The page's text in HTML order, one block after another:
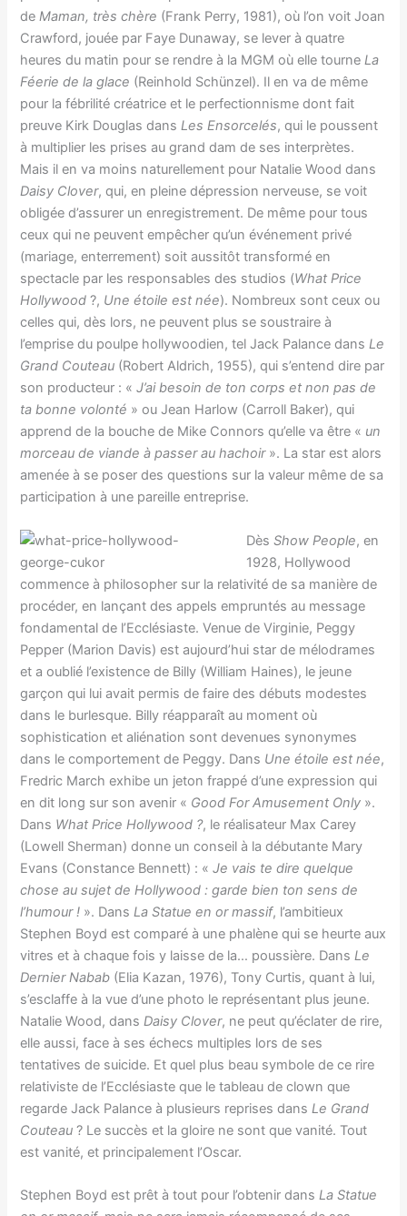
deMaman, très chère (Frank Perry, 1981), où l’on voit Joan
Crawford, jouée par Faye Dunaway, se lever à quatre
heures du matin pour se rendre à la MGM où elle tourneLa
Féerie de la glace (Reinhold Schünzel). Il en va de même
pour la fébrilité créatrice et le perfectionnisme dont fait
preuve Kirk Douglas dansLes Ensorcelés, qui le poussent
à multiplier les prises au grand dam de ses interprètes.
Mais il en va moins naturellement pour Natalie Wood dans
Daisy Clover, qui, en pleine dépression nerveuse, se voit
obligée d’assurer un enregistrement. De même pour tous
ceux qui ne peuvent empêcher qu’un événement privé
(mariage, enterrement) soit aussitôt transformé en
spectacle par les responsables des studios (What Price
Hollywood?, Une étoile est née). Nombreux sont ceux ou
celles qui, dès lors, ne peuvent plus se soustraire à
l’emprise du poulpe hollywoodien, tel Jack Palance dansLe
Grand Couteau (Robert Aldrich, 1955), qui s’entend dire par
son producteur : «J’ai besoin de ton corps et non pas de
ta bonne volonté » ou Jean Harlow (Carroll Baker), qui
apprend de la bouche de Mike Connors qu’elle va être « un
morceau de viande à passer au hachoir». La star est alors
amenée à se poser des questions sur la valeur même de sa
participation à une pareille entreprise.
DèsShow People, en
1928, Hollywood
commence à philosopher sur la relativité de sa manière de
procéder, en lançant des appels empruntés au message
fondamental de l’Ecclésiaste. Venue de Virginie, Peggy
Pepper (Marion Davis) est aujourd’hui star de mélodrames
et a oublié l’existence de Billy (William Haines), le jeune
garçon qui lui avait permis de faire des débuts modestes
dans le burlesque. Billy réapparaît au moment où
sophistication et aliénation sont devenues synonymes
dans le comportement de Peggy. Dans Une étoile est née,
Fredric March exhibe un jeton frappé d’une expression qui
en dit long sur son avenir « Good For Amusement Only ».
Dans What Price Hollywood ?, le réalisateur Max Carey
(Lowell Sherman) donne un conseil à la débutante Mary
Evans (Constance Bennett) : «Je vais te dire quelque
chose au sujet de Hollywood : garde bien ton sens de
l’humour ! ». DansLa Statue en or massif, l’ambitieux
Stephen Boyd est comparé à une phalène qui se heurte aux
vitres et à chaque fois y laisse de la… poussière. DansLe
Dernier Nabab (Elia Kazan, 1976), Tony Curtis, quant à lui,
s’esclaffe à la vue d’une photo le représentant plus jeune.
Natalie Wood, dansDaisy Clover, ne peut qu’éclater de rire,
elle aussi, face à ses échecs multiples lors de ses
tentatives de suicide. Et quel plus beau symbole de ce rire
relativiste de l’Ecclésiaste que le tableau de clown que
regarde Jack Palance à plusieurs reprises dansLe Grand
Couteau? Le succès et la gloire ne sont que vanité. Tout
est vanité, et principalement l’Oscar.
Stephen Boyd est prêt à tout pour l’obtenir dansLa Statue